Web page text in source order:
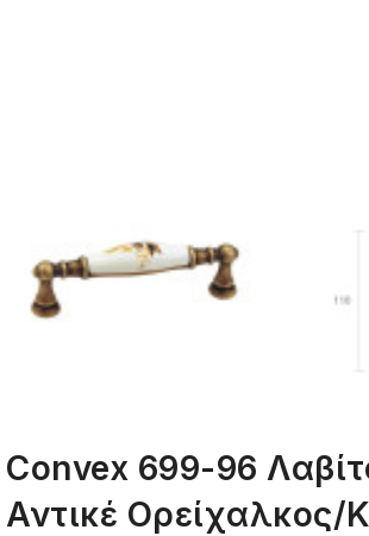
Convex 699-96
Αντικέ Ορείχαλκος/